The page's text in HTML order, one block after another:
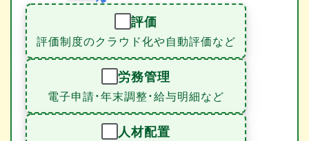
評価
評価制度のクラウド化や自動評価など
労務管理
電子申請・年末調整・給与明細など
人材配置